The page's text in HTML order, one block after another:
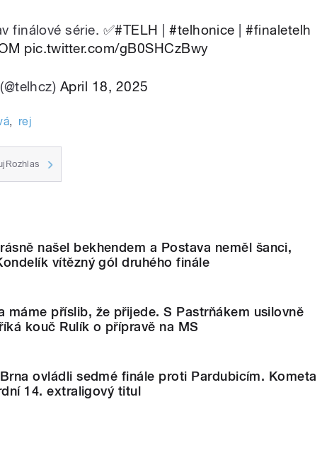
finálové série. ✅#TELH |#telhonice |#finaletelh
pic.twitter.com/gB0SHCzBwy
April 18, 2025
, rej
našel bekhendem a Postava neměl šanci,
vítězný gól druhého finále
máme příslib, že přijede. S Pastrňákem usilovně
kouč Rulík o přípravě na MS
ovládli sedmé finále proti Pardubicím. Kometa
14. extraligový titul